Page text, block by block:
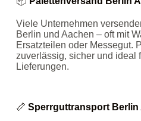
Viele Unternehmen
Berlin und Aachen – oft mit
Ersatzteilen oder Messegut.
zuverlässig, sicher und ideal
Lieferungen.
📏 Sperrguttransport Berlin